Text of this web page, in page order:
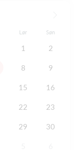
Lør Søn
1 2
8 9
15 16
22 23
29 30